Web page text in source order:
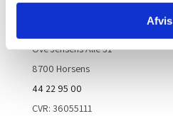
Afvis
Ove Jensens Allé 31
8700 Horsens
44 22 95 00
CVR: 36055111